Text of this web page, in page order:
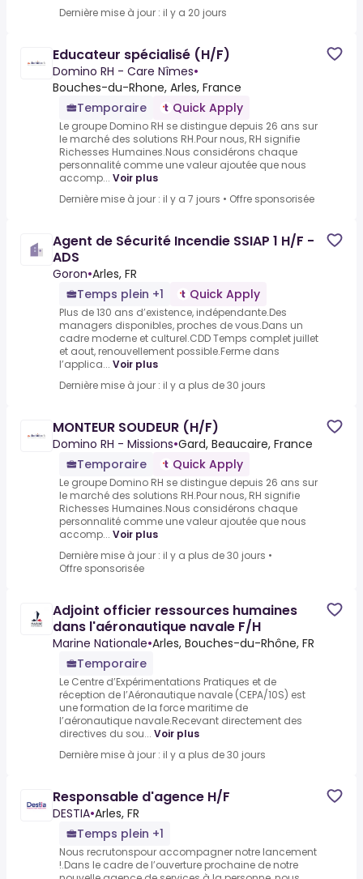
Dernière mise à jour : il y a 20 jours
Educateur spécialisé (H/F)
Domino RH - Care Nîmes•
Bouches-du-Rhone, Arles, France
Temporaire
Quick Apply
Le groupe Domino RH se distingue depuis 26 ans sur
le marché des solutions RH.Pour nous, RH signifie
Richesses Humaines.Nous considérons chaque
personnalité comme une valeur ajoutée que nous
accomp... Voir plus
Dernière mise à jour : il y a 7 jours • Offre sponsorisée
Agent de Sécurité Incendie SSIAP 1 H/F -
ADS
Goron•Arles, FR
Temps plein +1
Quick Apply
Plus de 130 ans d’existence, indépendante.Des
managers disponibles, proches de vous.Dans un
cadre moderne et culturel.CDD Temps complet juillet
et aout, renouvellement possible.Ferme dans
l’applica... Voir plus
Dernière mise à jour : il y a plus de 30 jours
MONTEUR SOUDEUR (H/F)
Domino RH - Missions•Gard, Beaucaire, France
Temporaire
Quick Apply
Le groupe Domino RH se distingue depuis 26 ans sur
le marché des solutions RH.Pour nous, RH signifie
Richesses Humaines.Nous considérons chaque
personnalité comme une valeur ajoutée que nous
accomp... Voir plus
Dernière mise à jour : il y a plus de 30 jours •
Offre sponsorisée
Adjoint officier ressources humaines
dans l'aéronautique navale F/H
Marine Nationale•Arles, Bouches-du-Rhône, FR
Temporaire
Le Centre d’Expérimentations Pratiques et de
réception de l’Aéronautique navale (CEPA/10S) est
une formation de la force maritime de
l’aéronautique navale.Recevant directement des
directives du sou... Voir plus
Dernière mise à jour : il y a plus de 30 jours
Responsable d'agence H/F
DESTIA•Arles, FR
Temps plein +1
Nous recrutonspour accompagner notre lancement
!.Dans le cadre de l’ouverture prochaine de notre